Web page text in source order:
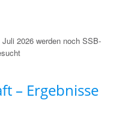
2026 werden noch SSB-
– Ergebnisse